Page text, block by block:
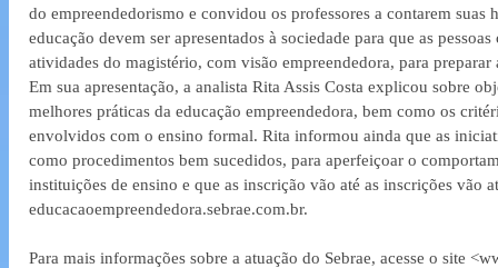
do empreendedorismo e convidou os professores a contarem
educação devem ser apresentados à sociedade para que as
atividades do magistério, com visão empreendedora, para preparar
Em sua apresentação, a analista Rita Assis Costa explicou sobre
melhores práticas da educação empreendedora, bem como os
envolvidos com o ensino formal. Rita informou ainda que as
como procedimentos bem sucedidos, para aperfeiçoar o
instituições de ensino e que as inscrição vão até as inscrições vão
educacaoempreendedora.sebrae.com.br.
Para mais informações sobre a atuação do Sebrae, acesse o site